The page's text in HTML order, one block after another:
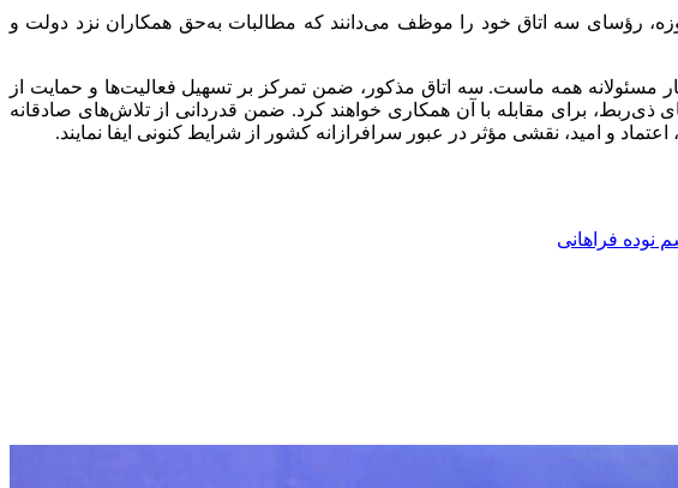
روزه، رؤسای سه اتاق خود را موظف می‌دانند که مطالبات به‌حق همکاران نزد دولت و
مسئولانه همه ماست. سه اتاق مذکور، ضمن تمرکز بر تسهیل فعالیت‌ها و حمایت از
ذی‌ربط، برای مقابله با آن همکاری خواهند کرد. ضمن قدردانی از تلاش‌های صادقانه
و امید، نقشی مؤثر در عبور سرافرازانه کشور از شرایط کنونی ایفا نمایند.
نوده فراهانی